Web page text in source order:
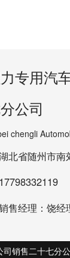
专用汽
公司
chengli
北省随州市南
17798332119
售经理：饶经
销售二十七分